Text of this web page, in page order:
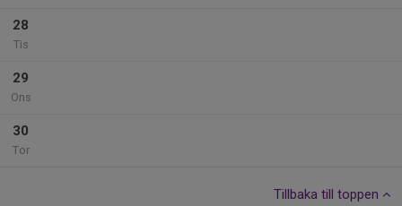
28
Tis
29
Ons
30
Tor
Tillbaka till toppen